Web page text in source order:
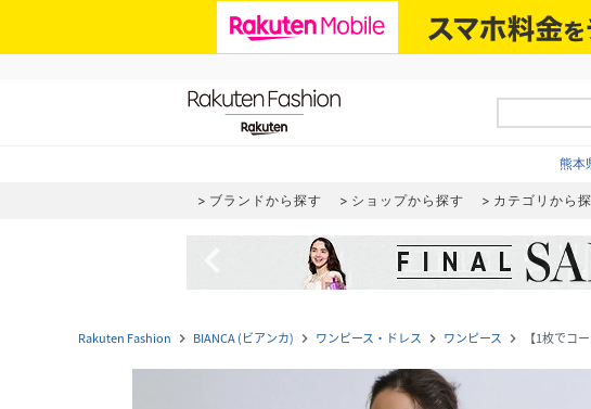
熊本
ブランドから探す ショップから探す カテゴリから
Rakuten Fashion navigate_next BIANCA (ビアンカ) navigate_next ワンピース・ドレス navigate_next ワンピース navigate_next 【1枚でコ